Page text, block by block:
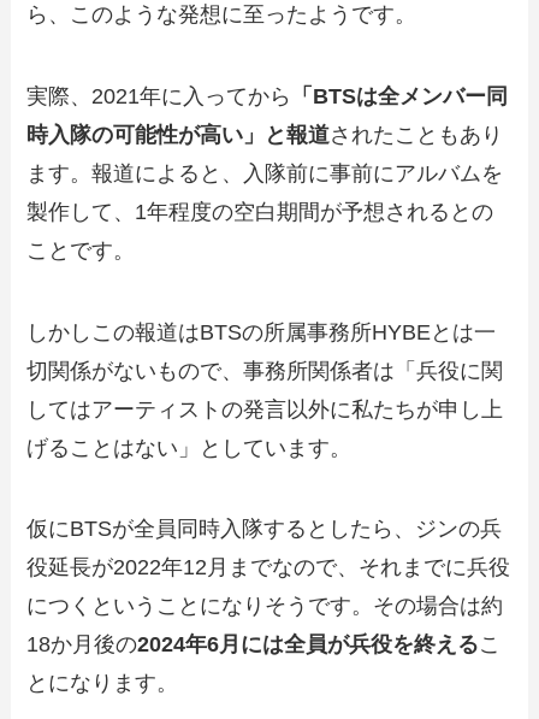
ら、このような発想に至ったようです。
実際、2021年に入ってから
「BTSは全メンバー同
時入隊の可能性が高い」と報道されたこともあり
ます。報道によると、入隊前に事前にアルバムを
製作して、1年程度の空白期間が予想されるとの
ことです。
しかしこの報道はBTSの所属事務所HYBEとは一
切関係がないもので、事務所関係者は「兵役に関
してはアーティストの発言以外に私たちが申し上
げることはない」としています。
仮にBTSが全員同時入隊するとしたら、ジンの兵
役延長が2022年12月までなので、それまでに兵役
につくということになりそうです。その場合は約
18か月後の2024年6月には全員が兵役を終えるこ
とになります。